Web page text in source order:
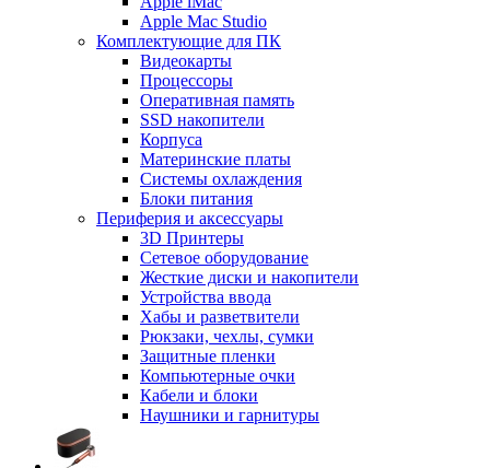
Apple Mac Studio
Комплектующие для ПК
Видеокарты
Процессоры
Оперативная память
SSD накопители
Корпуса
Материнские платы
Системы охлаждения
Блоки питания
Периферия и аксессуары
3D Принтеры
Сетевое оборудование
Жесткие диски и накопители
Устройства ввода
Хабы и разветвители
Рюкзаки, чехлы, сумки
Защитные пленки
Компьютерные очки
Кабели и блоки
Наушники и гарнитуры